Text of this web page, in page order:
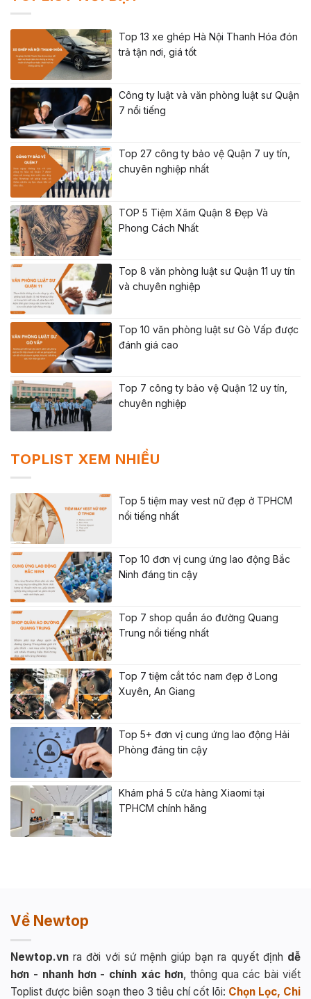
Top 13 xe ghép Hà Nội Thanh Hóa đón
trả tận nơi, giá tốt
Công ty luật và văn phòng luật sư Quận
7 nổi tiếng
Top 27 công ty bảo vệ Quận 7 uy tín,
chuyên nghiệp nhất
TOP 5 Tiệm Xăm Quận 8 Đẹp Và
Phong Cách Nhất
Top 8 văn phòng luật sư Quận 11 uy tín
và chuyên nghiệp
Top 10 văn phòng luật sư Gò Vấp được
đánh giá cao
Top 7 công ty bảo vệ Quận 12 uy tín,
chuyên nghiệp
TOPLIST XEM NHIỀU
Top 5 tiệm may vest nữ đẹp ở TPHCM
nổi tiếng nhất
Top 10 đơn vị cung ứng lao động Bắc
Ninh đáng tin cậy
Top 7 shop quần áo đường Quang
Trung nổi tiếng nhất
Top 7 tiệm cắt tóc nam đẹp ở Long
Xuyên, An Giang
Top 5+ đơn vị cung ứng lao động Hải
Phòng đáng tin cậy
Khám phá 5 cửa hàng Xiaomi tại
TPHCM chính hãng
Về Newtop
Newtop.vn ra đời với sứ mệnh giúp bạn ra quyết định dễ
hơn - nhanh hơn - chính xác hơn, thông qua các bài viết
Toplist được biên soạn theo 3 tiêu chí cốt lõi: Chọn Lọc, Chi